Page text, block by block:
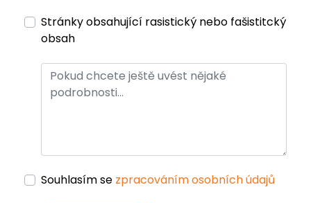
Stránky obsahující rasistický nebo fašistitcký
obsah
Souhlasím se zpracováním osobních údajů